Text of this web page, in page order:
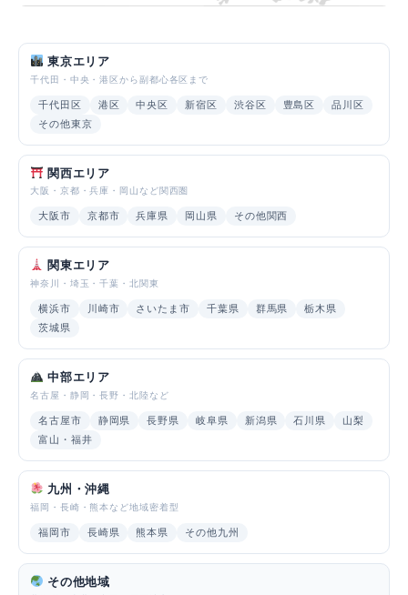
東京エリア
千代田・中央・港区から副都心各区まで
千代田区 港区 中央区 新宿区 渋谷区 豊島区
品川区
その他東京
関西エリア
大阪・京都・兵庫・岡山など関西圏
大阪市 京都市 兵庫県 岡山県 その他関西
関東エリア
神奈川・埼玉・千葉・北関東
横浜市 川崎市 さいたま市 千葉県 群馬県
栃木県
茨城県
中部エリア
名古屋・静岡・長野・北陸など
名古屋市 静岡県 長野県 岐阜県 新潟県 石川県
山梨
富山・福井
九州・沖縄
福岡・長崎・熊本など地域密着型
福岡市 長崎県 熊本県 その他九州
その他地域